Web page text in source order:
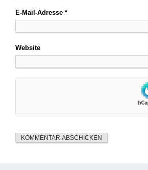
E-Mail-Adresse *
Website